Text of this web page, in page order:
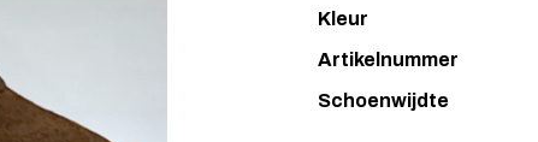
Kleur
Artikelnummer
Schoenwijdte